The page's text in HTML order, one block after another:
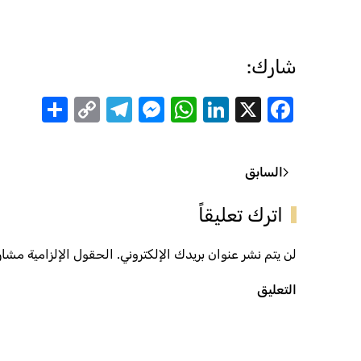
شارك:
Facebook
X
LinkedIn
WhatsApp
Messenger
Telegram
Copy
السابق
اترك تعليقاً
لن يتم نشر عنوان بريدك الإلكتروني. الحقول الإلزامية مشار
التعليق